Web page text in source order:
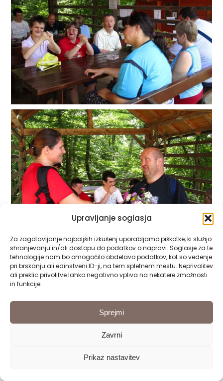
Upravljanje soglasja
Za zagotavljanje najboljših izkušenj uporabljamo piškotke, ki služijo
shranjevanju in/ali dostopu do podatkov o napravi. Soglasje za te
tehnologije nam bo omogočilo obdelavo podatkov, kot so vedenje
pri brskanju ali edinstveni ID-ji, na tem spletnem mestu. Neprivolitev
ali preklic privolitve lahko negativno vpliva na nekatere zmožnosti
in funkcije.
Sprejmi
Zavrni
Prikaz nastavitev